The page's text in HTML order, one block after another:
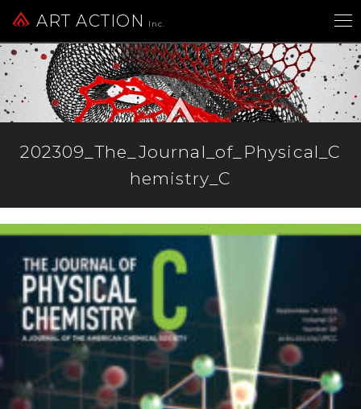
ART ACTION Inc.
202309_The_Journal_of_Physical_C
hemistry_C